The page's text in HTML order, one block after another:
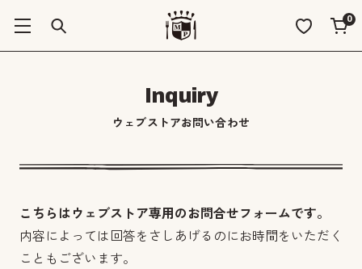
0
Inquiry
ウェブストアお問い合わせ
こちらはウェブストア専用のお問合せフォームです。
内容によっては回答をさしあげるのにお時間をいただく
こともございます。